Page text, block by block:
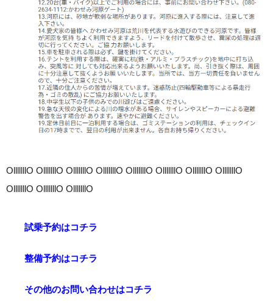
OlllllllO OlllllllO OlllllllO OlllllllO OlllllllO OlllllllO OlllllllO OlllllllO
OlllllllO OlllllllO OlllllllO
試乗予約はコチラ
整備予約はコチラ
その他のお問い合わせはコチラ